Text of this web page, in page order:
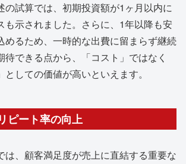
の試算では、初期投資額が1ヶ月以内に
も示されました。さらに、1年以降も安
めるため、一時的な出費に留まらず継続
待できる点から、「コスト」ではなく
としての価値が高いといえます。
ピート率の向上
は、顧客満足度が売上に直結する重要な